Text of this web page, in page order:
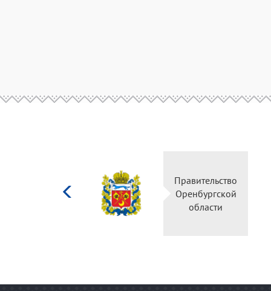
Правительство
Оренбургской
области